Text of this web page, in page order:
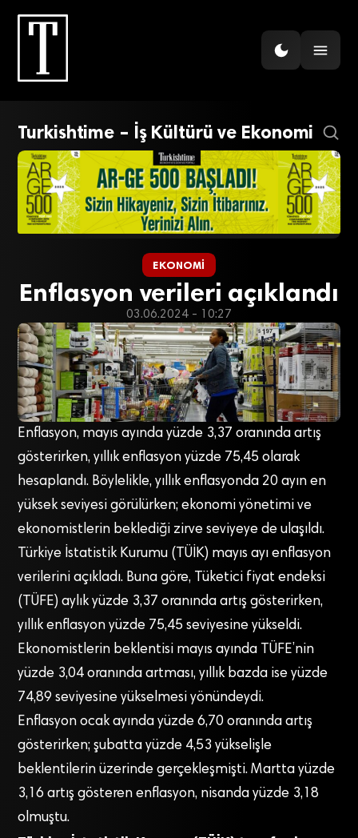
Turkishtime – İş Kültürü ve Ekonomi
EKONOMI
Enflasyon verileri açıklandı
03.06.2024 - 10:27
Enflasyon, mayıs ayında yüzde 3,37 oranında artış
gösterirken, yıllık enflasyon yüzde 75,45 olarak
hesaplandı. Böylelikle, yıllık enflasyonda 20 ayın en
yüksek seviyesi görülürken; ekonomi yönetimi ve
ekonomistlerin beklediği zirve seviyeye de ulaşıldı.
Türkiye İstatistik Kurumu (TÜİK) mayıs ayı enflasyon
verilerini açıkladı. Buna göre, Tüketici fiyat endeksi
(TÜFE) aylık yüzde 3,37 oranında artış gösterirken,
yıllık enflasyon yüzde 75,45 seviyesine yükseldi.
Ekonomistlerin beklentisi mayıs ayında TÜFE’nin
yüzde 3,04 oranında artması, yıllık bazda ise yüzde
74,89 seviyesine yükselmesi yönündeydi.
Enflasyon ocak ayında yüzde 6,70 oranında artış
gösterirken; şubatta yüzde 4,53 yükselişle
beklentilerin üzerinde gerçekleşmişti. Martta yüzde
3,16 artış gösteren enflasyon, nisanda yüzde 3,18
olmuştu.